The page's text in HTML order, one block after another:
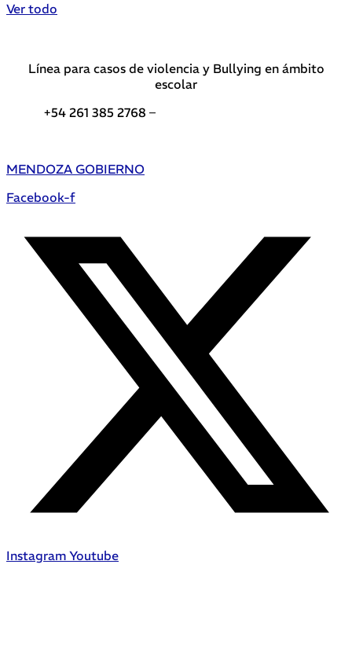
Ver todo
Línea para casos de violencia y Bullying en ámbito
escolar
+54 261 385 2768 –
MENDOZA GOBIERNO
Facebook-f
Instagram Youtube